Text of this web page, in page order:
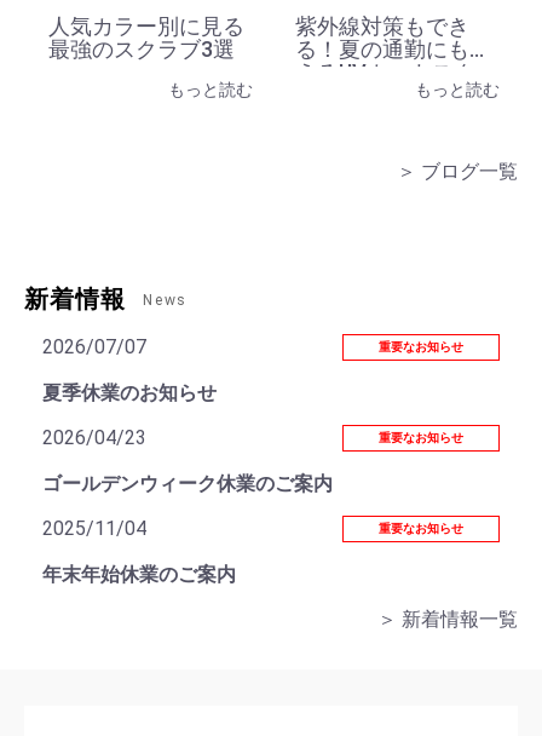
人気カラー別に見る
最強のスクラブ3選
もっと読む
紫外線対策もでき
る！夏の通勤にも使
えるUVカットスク
もっと読む
＞ ブログ一覧
新着情報 News
2026/07/07 重要なお知らせ
夏季休業のお知らせ
2026/04/23
重要なお知らせ
ゴールデンウィーク休業のご案内
2025/11/04
重要なお知らせ
年末年始休業のご案内
＞ 新着情報一覧